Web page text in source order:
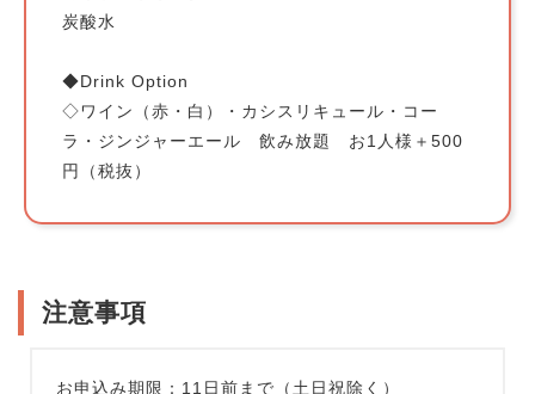
炭酸水
◆Drink Option
◇ワイン（赤・白）・カシスリキュール・コー
ラ・ジンジャーエール 飲み放題 お1人様＋500
円（税抜）
注意事項
お申込み期限：11日前まで（土日祝除く）